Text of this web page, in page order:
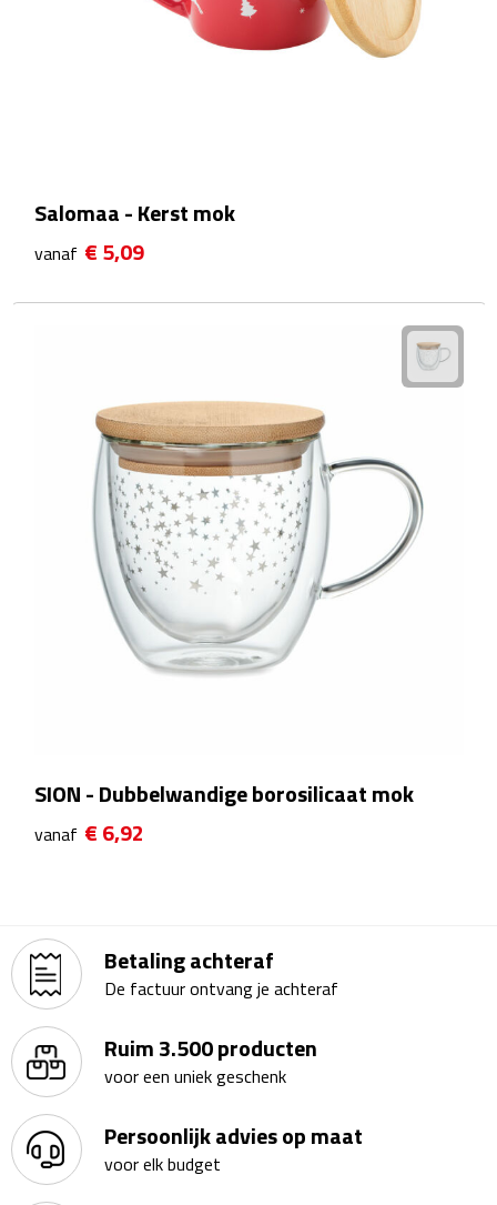
Naambadges & naamkaarthouders
Stickers
Bureau Toebehoren
Bureauklokken
Bureaulampen
Bureau onderleggers
Bureau ventilatoren
Boekenleggers
Gummen
Linialen
Magneten
Muismatten
Pennen etui's
Salomaa - Kerst mok
vanaf € 5,09
SION - Dubbelwandige borosilicaat mok
vanaf € 6,92
Betaling achteraf
De factuur ontvang je achteraf
Ruim 3.500 producten
voor een uniek geschenk
Persoonlijk advies op maat
voor elk budget